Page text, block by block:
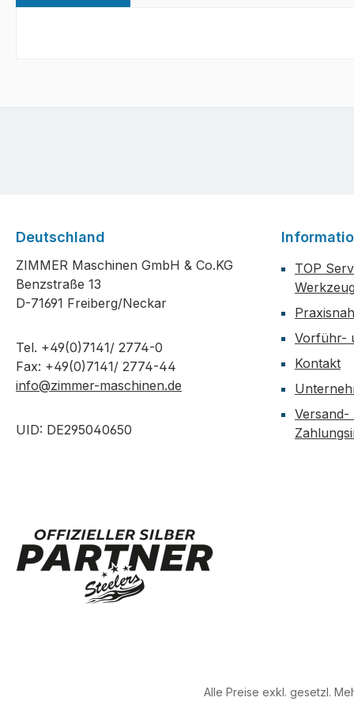
TOP
Vorführ-
Kontakt
Versand-
Deutschland
ZIMMER Maschinen GmbH & Co.KG
Benzstraße 13
D-71691 Freiberg/Neckar
Tel. +49(0)7141/ 2774-0
Fax: +49(0)7141/ 2774-44
info@zimmer-maschinen.de
UID: DE295040650
Alle Preise exkl. gesetzl.